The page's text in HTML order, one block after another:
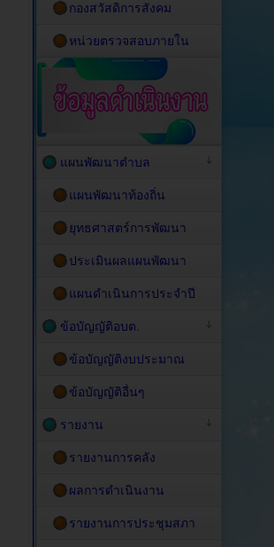
กองสวัสดิการสังคม
หน่วยตรวจสอบภายใน
แผนพัฒนาตำบล
แผนพัฒนาท้องถิ่น
ยุทธศาสตร์การพัฒนา
ประเมินผลแผนพัฒนา
แผนดำเนินการประจำปี
ข้อบัญญัติอบต.
ข้อบัญญัติงบประมาณ
ข้อบัญญัติอื่นๆ
รายงาน
รายงานการคลัง
ผลการดำเนินงาน
รายงานการประชุมสภา